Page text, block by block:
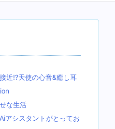
近!?天使の心音&癒し耳
な生活
アシスタントがとってお